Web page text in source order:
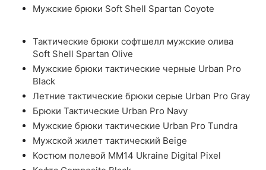
Мужские брюки Soft Shell Spartan Coyote
Тактические брюки софтшелл мужские олива
Soft Shell Spartan Olive
Мужские брюки тактические черные Urban Pro
Black
Летние тактические брюки серые Urban Pro Gray
Брюки Тактические Urban Pro Navy
Мужские брюки тактические Urban Pro Tundra
Мужской жилет тактический Beige
Костюм полевой ММ14 Ukraine Digital Pixel